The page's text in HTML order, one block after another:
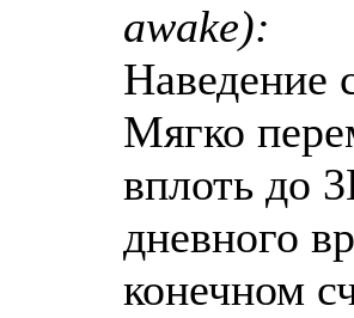
awake):
Наведение
Мягко
вплоть до
дневного
конечном